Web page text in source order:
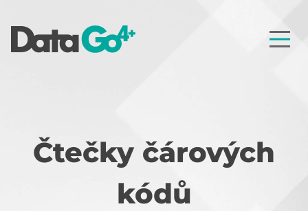
Čtečky čárových
kódů